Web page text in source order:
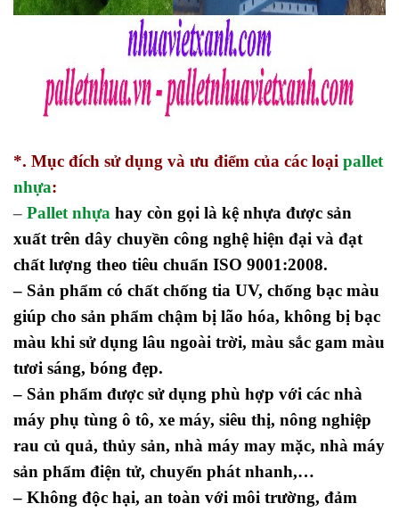
*. Mục đích sử dụng và ưu điểm của các loại pallet
nhựa:
– Pallet nhựa hay còn gọi là kệ nhựa được sản
xuất trên dây chuyền công nghệ hiện đại và đạt
chất lượng theo tiêu chuẩn ISO 9001:2008.
– Sản phẩm có chất chống tia UV, chống bạc màu
giúp cho sản phẩm chậm bị lão hóa, không bị bạc
màu khi sử dụng lâu ngoài trời, màu sắc gam màu
tươi sáng, bóng đẹp.
– Sản phẩm được sử dụng phù hợp với các nhà
máy phụ tùng ô tô, xe máy, siêu thị, nông nghiệp
rau củ quả, thủy sản, nhà máy may mặc, nhà máy
sản phẩm điện tử, chuyển phát nhanh,…
– Không độc hại, an toàn với môi trường, đảm